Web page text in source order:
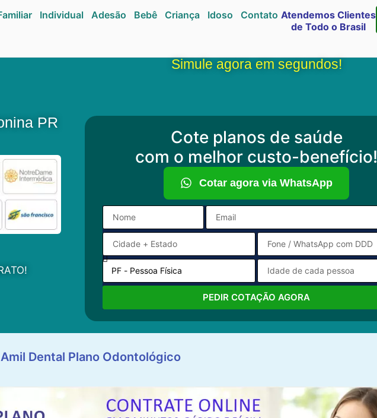
Individual Adesão Bebê Criança Idoso Contato Atendemos Clientes
de Todo o Brasil
PR
Simule agora em segundos!
Cote planos de saúde
com o melhor custo-benefício!
Cotar agora via WhatsApp
PEDIR COTAÇÃO AGORA
Amil Dental Plano Odontológico